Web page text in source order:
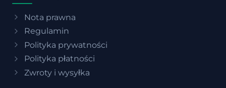
Nota prawna
Regulamin
Polityka prywatności
Polityka płatności
Zwroty i wysyłka